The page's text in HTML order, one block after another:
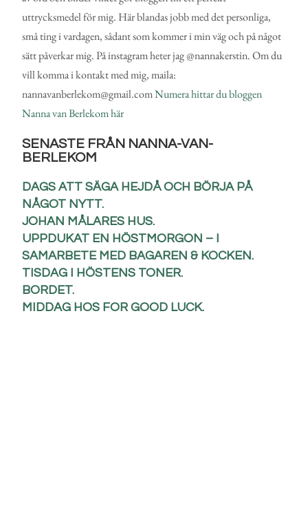
uttrycksmedel för mig. Här blandas jobb med det personliga,
små ting i vardagen, sådant som kommer i min väg och på något
sätt påverkar mig. På instagram heter jag @nannakerstin. Om du
vill komma i kontakt med mig, maila:
nannavanberlekom@gmail.comNumera hittar du bloggen
Nanna van Berlekom här
SENASTE FRÅN NANNA-VAN-
BERLEKOM
DAGS ATT SÄGA HEJDÅ OCH BÖRJA PÅ
NÅGOT NYTT.
JOHAN MÅLARES HUS.
UPPDUKAT EN HÖSTMORGON – I
SAMARBETE MED BAGAREN & KOCKEN.
TISDAG I HÖSTENS TONER.
BORDET.
MIDDAG HOS FOR GOOD LUCK.